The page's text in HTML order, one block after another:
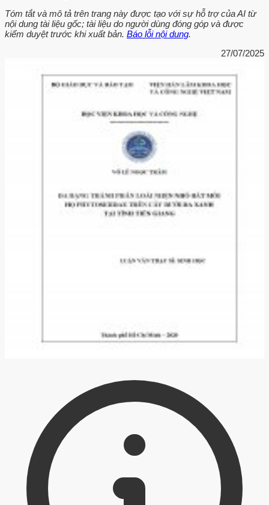
Tóm tắt và mô tả trên trang này được tạo với sự hỗ trợ của AI từ
nội dung tài liệu gốc; tài liệu do người dùng đóng góp và được
kiểm duyệt trước khi xuất bản. Báo lỗi nội dung.
27/07/2025